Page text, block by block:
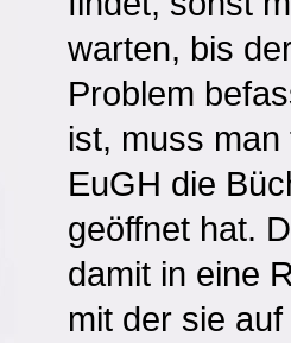
warten, bis
Problem
ist, muss
EuGH die
geöffnet hat.
damit in eine
mit der sie